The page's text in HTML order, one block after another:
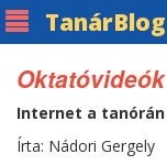
TanárBlog
Oktatóvideók
Internet a tanórán
Írta: Nádori Gergely